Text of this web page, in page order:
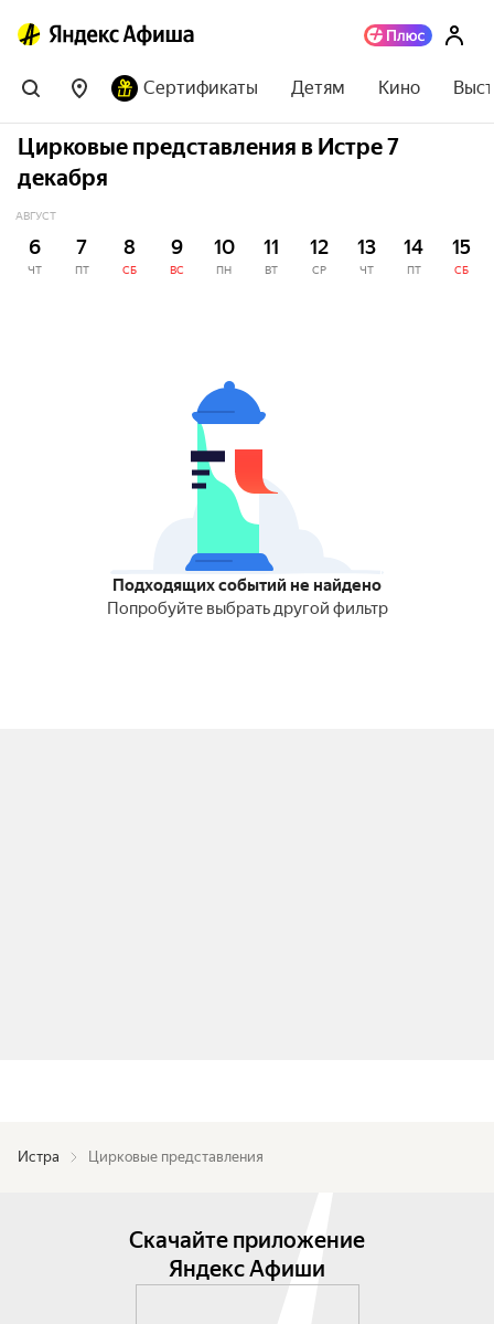
Сертификаты Детям Кино
Цирковые представления в Истре 7
декабря
АВГУСТ
6
ЧТ
7
ПТ
8
СБ
9
ВС
10
ПН
11
ВТ
12
СР
13
ЧТ
14
ПТ
15
СБ
Подходящих событий не найдено
Попробуйте выбрать другой фильтр
Истра Цирковые представления
Скачайте приложение
Яндекс Афиши